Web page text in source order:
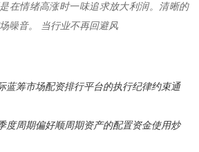
在情绪高涨时一味追求放大利润。清晰的
噪音。 当行业不再回避风
蓝筹市场配资排行平台的执行纪律约束通
度周期偏好顺周期资产的配置资金使用炒